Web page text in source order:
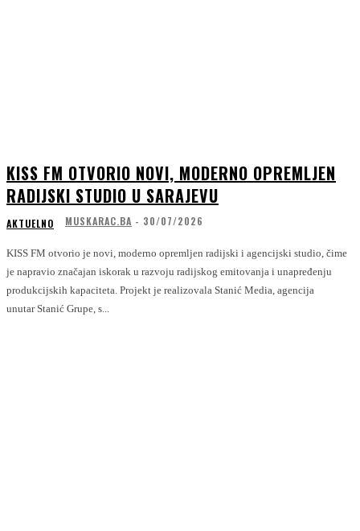
KISS FM OTVORIO NOVI, MODERNO OPREMLJEN
RADIJSKI STUDIO U SARAJEVU
AKTUELNO MUSKARAC.BA - 30/07/2026
KISS FM otvorio je novi, moderno opremljen radijski i agencijski studio, čime
je napravio značajan iskorak u razvoju radijskog emitovanja i unapređenju
produkcijskih kapaciteta. Projekt je realizovala Stanić Media, agencija
unutar Stanić Grupe, s...